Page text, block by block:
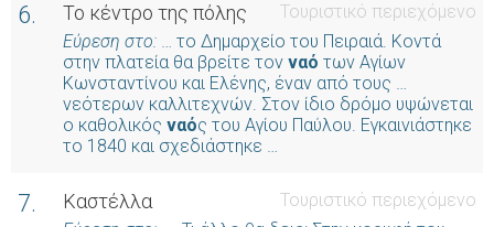
6. Το κέντρο της πόλης
Τουριστικό περιεχόμενο
Εύρεση στο: … το Δημαρχείο του Πειραιά. Κοντά
στην πλατεία θα βρείτε τον ναό των Αγίων
Κωνσταντίνου και Ελένης, έναν από τους …
νεότερων καλλιτεχνών. Στον ίδιο δρόμο υψώνεται
ο καθολικός ναός του Αγίου Παύλου. Εγκαινιάστηκε
το 1840 και σχεδιάστηκε …
7. Καστέλλα
Τουριστικό περιεχόμενο